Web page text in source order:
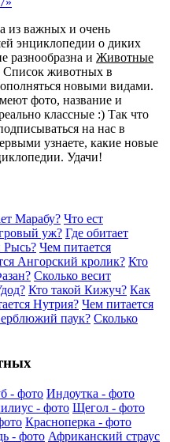
из важных и очень
энциклопедии о диких
разнообразна и Животные
Список животных в
новыми видами.
фото, название и
классные :) Так что
на нас в
узнаете, какие новые
Удачи!
Марабу? Что ест
уж? Где обитает
Рысь? Чем питается
Ангорский кролик? Кто
Сколько весит
Кто такой Кижуч? Как
Нутрия? Чем питается
паук? Сколько
- фото Индоутка - фото
- фото Щегол - фото
Красноперка - фото
- фото Африканский страус